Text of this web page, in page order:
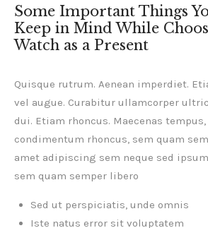
Some Important Things
Keep in Mind While
Watch as a Present
Quisque rutrum. Aenean imperdiet.
vel augue. Curabitur ullamcorper
dui. Etiam rhoncus. Maecenas
condimentum rhoncus, sem quam
amet adipiscing sem neque sed
sem quam semper libero
Sed ut perspiciatis, unde omnis
Iste natus error sit voluptatem